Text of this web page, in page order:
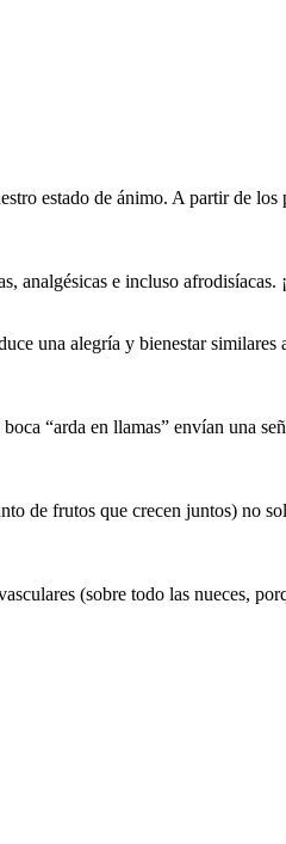
estado de ánimo. A partir de los
analgésicas e incluso
una alegría y bienestar similares
“arda en llamas” envían una
de frutos que crecen juntos) no
(sobre todo las nueces,